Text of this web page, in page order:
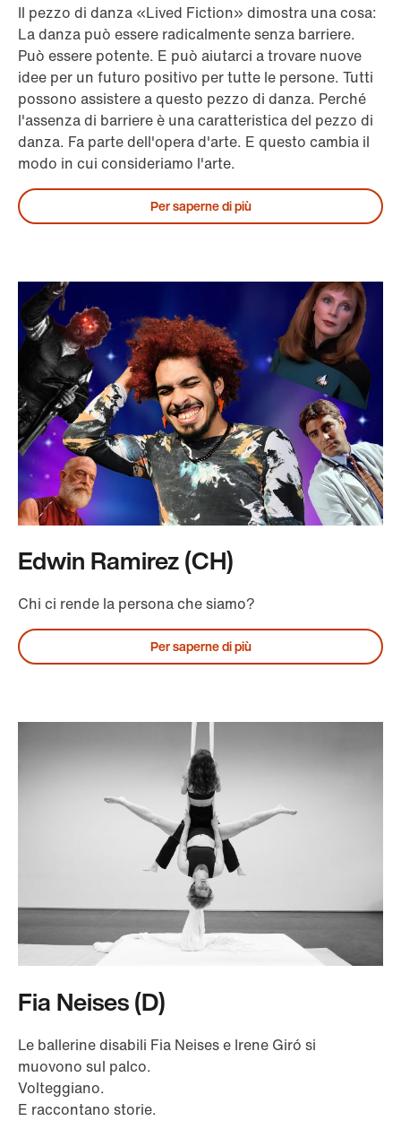
Il pezzo di danza «Lived Fiction» dimostra una cosa:
La danza può essere radicalmente senza barriere.
Può essere potente. E può aiutarci a trovare nuove
idee per un futuro positivo per tutte le persone. Tutti
possono assistere a questo pezzo di danza. Perché
l'assenza di barriere è una caratteristica del pezzo di
danza. Fa parte dell'opera d'arte. E questo cambia il
modo in cui consideriamo l'arte.
Per saperne di più
Edwin Ramirez (CH)
Chi ci rende la persona che siamo?
Per saperne di più
Fia Neises (D)
Le ballerine disabili Fia Neises e Irene Giró si
muovono sul palco.
Volteggiano.
E raccontano storie.